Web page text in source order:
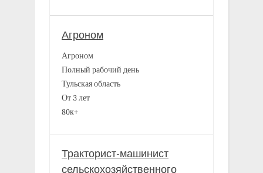
Агроном
Агроном
Полный рабочий день
Тульская область
От 3 лет
80к+
Тракторист-машинист
сельскохозяйственного